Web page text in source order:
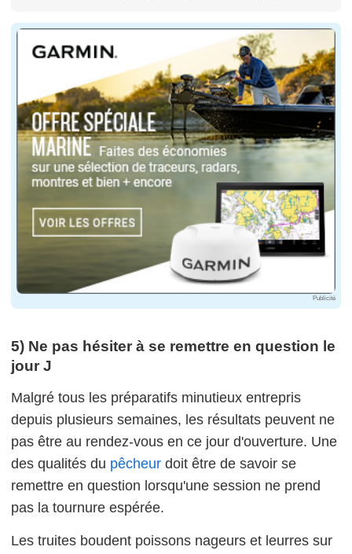
Publicité
5) Ne pas hésiter à se remettre en question le
jour J
Malgré tous les préparatifs minutieux entrepris
depuis plusieurs semaines, les résultats peuvent ne
pas être au rendez-vous en ce jour d'ouverture. Une
des qualités du pêcheur doit être de savoir se
remettre en question lorsqu'une session ne prend
pas la tournure espérée.
Les truites boudent poissons nageurs et leurres sur